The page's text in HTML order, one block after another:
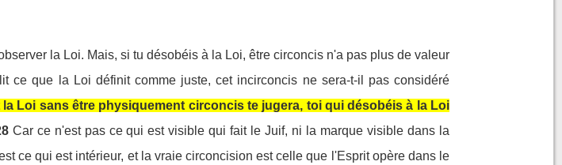
la Loi. Mais, si tu désobéis à la Loi, être circoncis n'a pas plus de valeur
ce que la Loi définit comme juste, cet incirconcis ne sera-t-il pas considéré
Loi sans être physiquement circoncis te jugera, toi qui désobéis à la Loi
Car ce n'est pas ce qui est visible qui fait le Juif, ni la marque visible dans la
ce qui est intérieur, et la vraie circoncision est celle que l'Esprit opère dans le